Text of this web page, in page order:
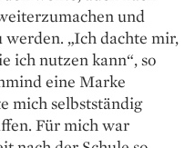
und
„Ich dachte mir,
ich nutzen kann“, so
eine Marke
mich selbstständig
Für mich war